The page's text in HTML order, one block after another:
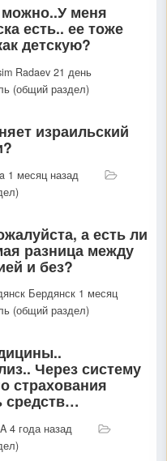
меня
есть.. ее тоже
детскую?
Radaev 21 день
(общий раздел)
израильский
1 месяц назад
а есть ли
разница между
и без?
Бердянск 1 месяц
(общий раздел)
Через систему
страхования
средств
базовой
4 года назад